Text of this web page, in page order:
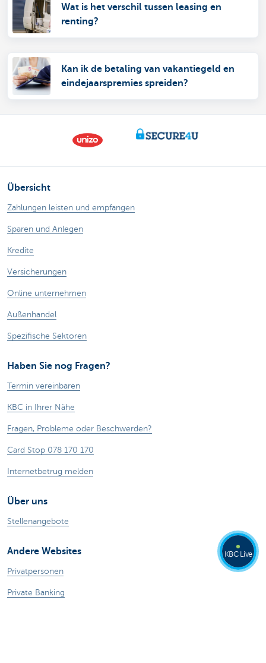
Wat is het verschil tussen leasing en
renting?
Kan ik de betaling van vakantiegeld en
eindejaarspremies spreiden?
Übersicht
Zahlungen leisten und empfangen
Sparen und Anlegen
Kredite
Versicherungen
Online unternehmen
Außenhandel
Spezifische Sektoren
Haben Sie nog Fragen?
Termin vereinbaren
KBC in Ihrer Nähe
Fragen, Probleme oder Beschwerden?
Card Stop 078 170 170
Internetbetrug melden
Über uns
Stellenangebote
Andere Websites
Privatpersonen
Private Banking
KBC Live